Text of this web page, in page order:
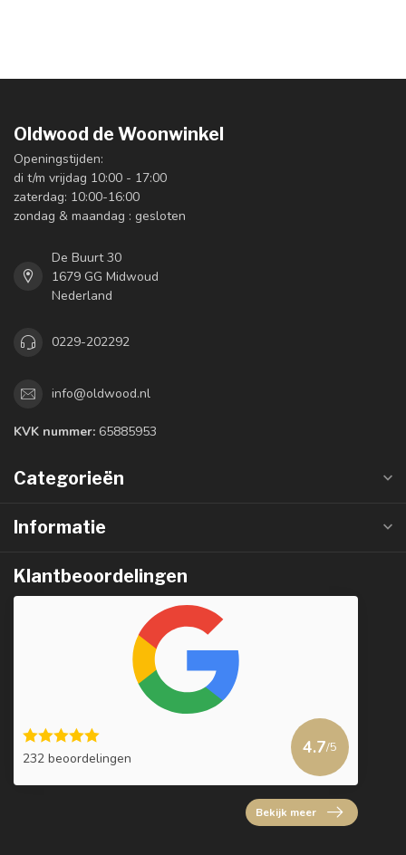
Oldwood de Woonwinkel
Openingstijden:
di t/m vrijdag 10:00 - 17:00
zaterdag: 10:00-16:00
zondag & maandag : gesloten
De Buurt 30
1679 GG Midwoud
Nederland
0229-202292
info@oldwood.nl
KVK nummer: 65885953
Categorieën
Informatie
Klantbeoordelingen
232 beoordelingen
4.7/5
Bekijk meer